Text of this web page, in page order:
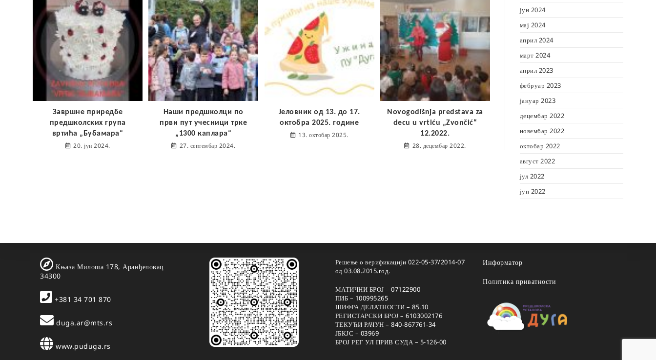
Завршне приредбе
предшколских група
вртића „Бубамара“
20. јун 2024.
Наши предшколци по
први пут учесници трке
„1300 каплара“
27. септембар 2024.
Јеловник од 13. до 17.
октобра 2025. године
13. октобар 2025.
Novogodišnja predstava za
decu u vrtiću „Zvončić“
12.2022.
28. децембар 2022.
јун 2024
мај 2024
април 2024
март 2024
април 2023
фебруар 2023
јануар 2023
децембар 2022
новембар 2022
октобар 2022
август 2022
јул 2022
јун 2022
Књаза Милоша 178, Аранђеловац
34300
+381 34 701 870
duga.ar@mts.rs
www.puduga.rs
Решење о верификацији 022-05-37/2014-07
од 03.08.2015.год.
МАТИЧНИ БРОЈ – 07122900
ПИБ – 100995265
ШИФРА ДЕЛАТНОСТИ – 85.10
РЕГИСТАРСКИ БРОЈ – 6103002176
ТЕКУЋИ РАЧУН – 840-867761-34
ЈБКЈС – 03969
БРОЈ РЕГ УЛ ПРИВ СУДА – 5-126-00
Информатор
Политика приватности